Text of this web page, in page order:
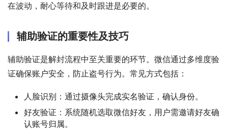
在波动，耐心等待和及时跟进是必要的。
辅助验证的重要性及技巧
辅助验证是解封流程中至关重要的环节。微信通过多维度验
证确保账户安全，防止盗号行为。常见方式包括：
人脸识别：通过摄像头完成实名验证，确认身份。
好友验证：系统随机选取微信好友，用户需邀请好友确
认账号归属。